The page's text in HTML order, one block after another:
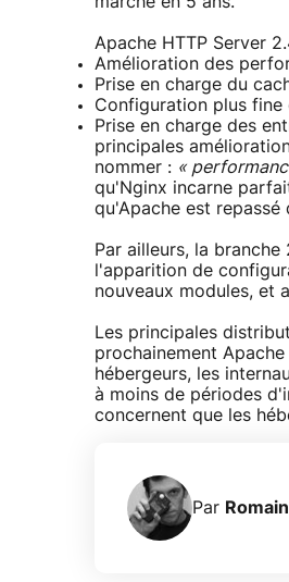
Apache HTTP Server
Amélioration des
Prise en charge du
Configuration plus fine
Prise en charge des
principales
nommer : «
qu'Nginx incarne
qu'Apache est repassé
Par ailleurs, la
l'apparition de
nouveaux modules, et
Les principales
prochainement
hébergeurs, les
à moins de périodes
concernent que les
Par